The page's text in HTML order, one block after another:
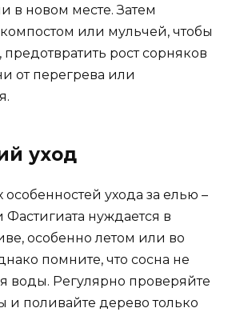
в новом месте. Затем
или мульчей, чтобы
предотвратить рост сорняков
от перегрева или
уход
ухода за елью –
Фастигиата нуждается в
особенно летом или во
помните, что сосна не
воды. Регулярно проверяйте
и поливайте дерево только